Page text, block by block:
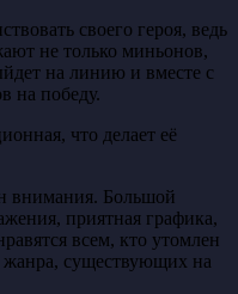
своего героя, ведь
не только миньонов,
на линию и вместе с
на победу.
что делает её
внимания. Большой
приятная графика,
всем, кто утомлен
существующих на